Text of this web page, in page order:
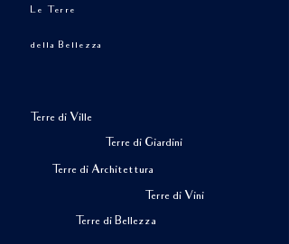
Le Terre
della Bellezza
Terre di Ville
Terre di Giardini
Terre di Architettura
Terre di Vini
Terre di Bellezza